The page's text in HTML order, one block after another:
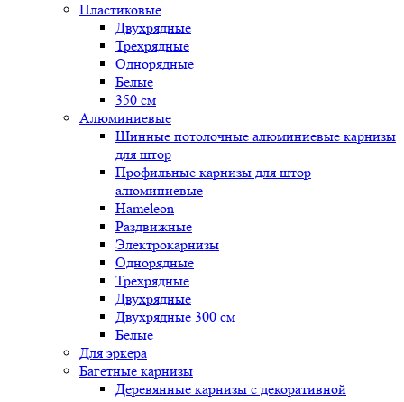
Пластиковые
Двухрядные
Трехрядные
Однорядные
Белые
350 см
Алюминиевые
Шинные потолочные алюминиевые карнизы
для штор
Профильные карнизы для штор
алюминиевые
Hameleon
Раздвижные
Электрокарнизы
Однорядные
Трехрядные
Двухрядные
Двухрядные 300 см
Белые
Для эркера
Багетные карнизы
Деревянные карнизы с декоративной